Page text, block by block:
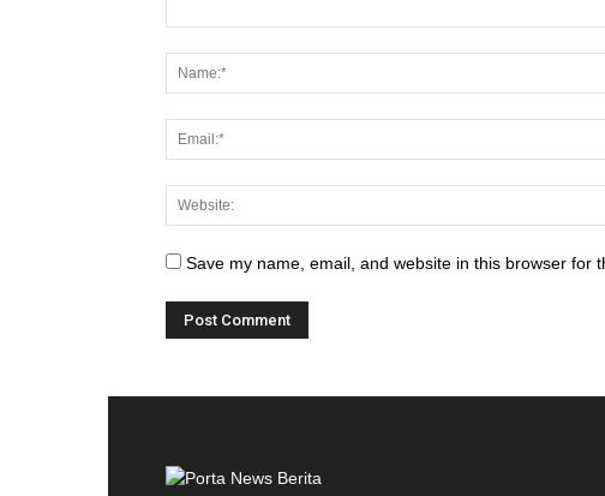
Save my name, email, and website in this browser for